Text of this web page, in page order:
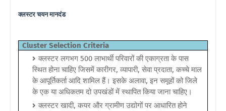
क्लस्टर चयन मानदंड
Cluster Selection Criteria
क्लस्टर लगभग 500 लाभार्थी परिवारों की एकाग्रता के पास
स्थित होना चाहिए जिसमें कारीगर, व्यापारी, सेवा प्रदाता, कच्चे माल
के आपूर्तिकर्ता आदि शामिल हैं। इसके अलावा, इन समूहों को जिले
के एक या अधिकतम दो उपखंडों में स्थापित किया जाना चाहिए।
क्लस्टर खादी, कयर और ग्रामीण उद्योगों पर आधारित होने